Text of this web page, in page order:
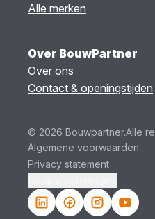
Alle merken
Over BouwPartner
Over ons
Contact & openingstijden
© 2026 Bouwpartner.Alle
Algemene voorwaarden
Privacy statement